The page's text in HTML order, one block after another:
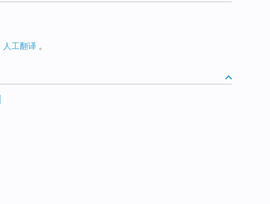
人工翻译 。